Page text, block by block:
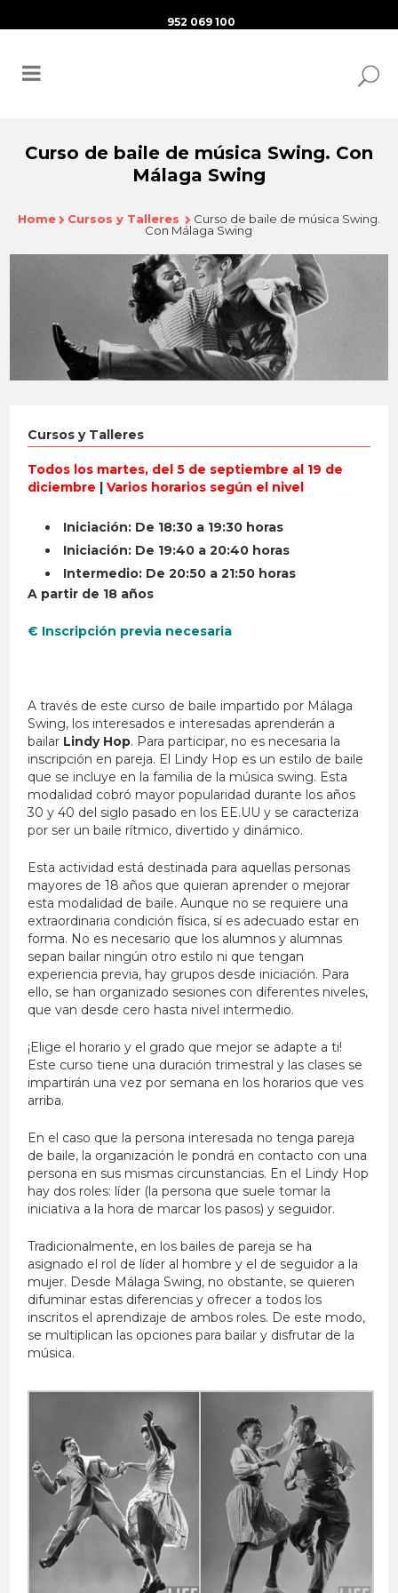
952 069 100
Curso de baile de música Swing. Con
Málaga Swing
Home Cursos y Talleres
Curso de baile de música Swing.
Con Málaga Swing
Cursos y Talleres
Todos los martes, del 5 de septiembre al 19 de
diciembre |Varios horarios según el nivel
Iniciación: De 18:30 a 19:30 horas
Iniciación: De 19:40 a 20:40 horas
Intermedio: De 20:50 a 21:50 horas
A partir de 18 años
€ Inscripción previa necesaria
A través de este curso de baile impartido por Málaga
Swing, los interesados e interesadas aprenderán a
bailar Lindy Hop. Para participar, no es necesaria la
inscripción en pareja. El Lindy Hop es un estilo de baile
que se incluye en la familia de la música swing. Esta
modalidad cobró mayor popularidad durante los años
30 y 40 del siglo pasado en los EE.UU y se caracteriza
por ser un baile rítmico, divertido y dinámico.
Esta actividad está destinada para aquellas personas
mayores de 18 años que quieran aprender o mejorar
esta modalidad de baile. Aunque no se requiere una
extraordinaria condición física, sí es adecuado estar en
forma. No es necesario que los alumnos y alumnas
sepan bailar ningún otro estilo ni que tengan
experiencia previa, hay grupos desde iniciación. Para
ello, se han organizado sesiones con diferentes niveles,
que van desde cero hasta nivel intermedio.
¡Elige el horario y el grado que mejor se adapte a ti!
Este curso tiene una duración trimestral y las clases se
impartirán una vez por semana en los horarios que ves
arriba.
En el caso que la persona interesada no tenga pareja
de baile, la organización le pondrá en contacto con una
persona en sus mismas circunstancias. En el Lindy Hop
hay dos roles: líder (la persona que suele tomar la
iniciativa a la hora de marcar los pasos) y seguidor.
Tradicionalmente, en los bailes de pareja se ha
asignado el rol de líder al hombre y el de seguidor a la
mujer. Desde Málaga Swing, no obstante, se quieren
difuminar estas diferencias y ofrecer a todos los
inscritos el aprendizaje de ambos roles. De este modo,
se multiplican las opciones para bailar y disfrutar de la
música.